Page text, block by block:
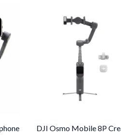
DJI Osmo Mobile 8P